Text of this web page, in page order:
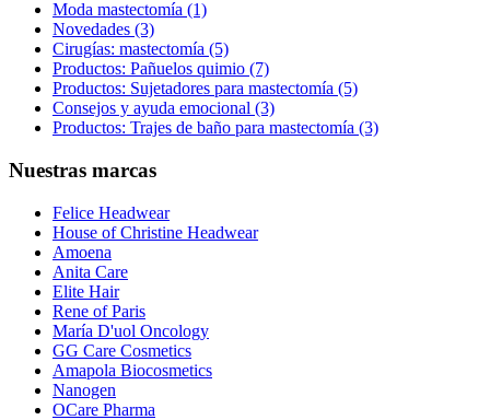
Moda mastectomía (1)
Novedades (3)
Cirugías: mastectomía (5)
Productos: Pañuelos quimio (7)
Productos: Sujetadores para mastectomía (5)
Consejos y ayuda emocional (3)
Productos: Trajes de baño para mastectomía (3)
Nuestras marcas
Felice Headwear
House of Christine Headwear
Amoena
Anita Care
Elite Hair
Rene of Paris
María D'uol Oncology
GG Care Cosmetics
Amapola Biocosmetics
Nanogen
OCare Pharma